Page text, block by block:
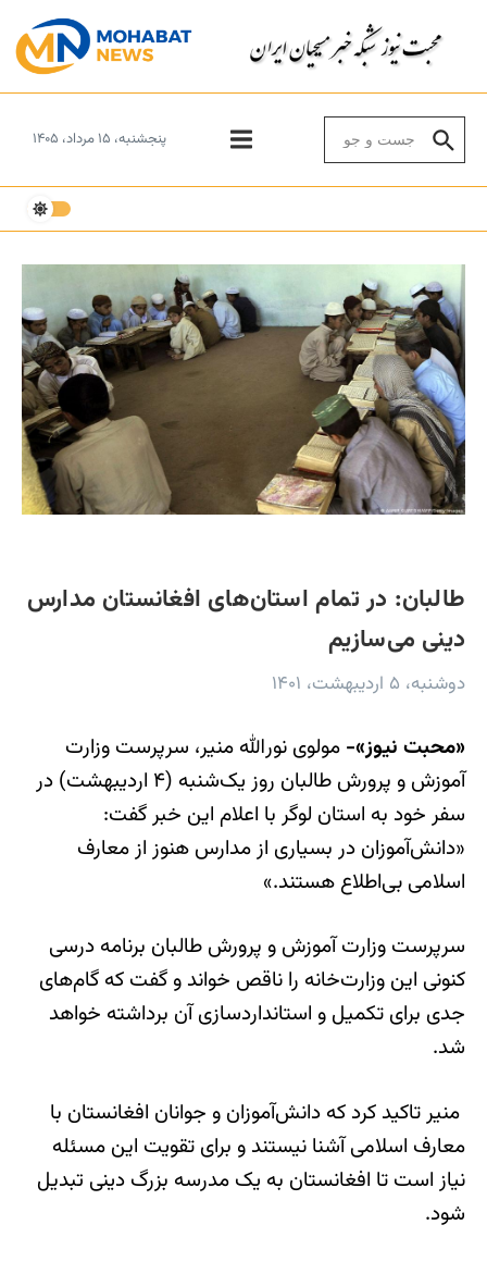
پنجشنبه، ۱۵ مرداد، ۱۴۰۵
طالبان: در تمام استان‌های افغانستان مدارس
دینی می‌سازیم
دوشنبه، ۵ اردیبهشت، ۱۴۰۱
«محبت نیوز»- مولوی نورالله منیر، سرپرست وزارت
آموزش و پرورش طالبان روز یک‎‌‌شنبه (۴ اردیبهشت) در
سفر خود به استان لوگر با اعلام این خبر گفت:
«دانش‌آموزان در بسیاری از مدارس هنوز از معارف
اسلامی بی‌اطلاع هستند.»
سرپرست وزارت آموزش و پرورش طالبان برنامه‌ درسی
کنونی این وزارت‌خانه را ناقص خواند و گفت که گام‌های
جدی برای تکمیل و استانداردسازی آن برداشته خواهد
شد.
منیر تاکید کرد که دانش‌آموزان و جوانان افغانستان با
معارف اسلامی آشنا نیستند و برای تقویت این مسئله
نیاز است تا افغانستان به یک مدرسه بزرگ دینی تبدیل
شود.